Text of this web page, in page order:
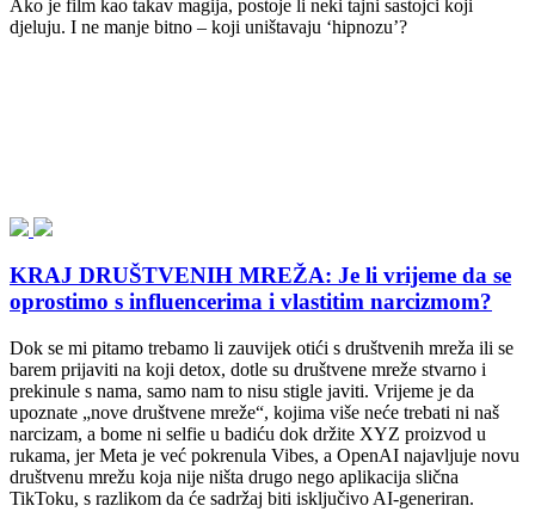
Ako je film kao takav magija, postoje li neki tajni sastojci koji
djeluju. I ne manje bitno – koji uništavaju ‘hipnozu’?
KRAJ DRUŠTVENIH MREŽA: Je li vrijeme da se
oprostimo s influencerima i vlastitim narcizmom?
Dok se mi pitamo trebamo li zauvijek otići s društvenih mreža ili se
barem prijaviti na koji detox, dotle su društvene mreže stvarno i
prekinule s nama, samo nam to nisu stigle javiti. Vrijeme je da
upoznate „nove društvene mreže“, kojima više neće trebati ni naš
narcizam, a bome ni selfie u badiću dok držite XYZ proizvod u
rukama, jer Meta je već pokrenula Vibes, a OpenAI najavljuje novu
društvenu mrežu koja nije ništa drugo nego aplikacija slična
TikToku, s razlikom da će sadržaj biti isključivo AI-generiran.